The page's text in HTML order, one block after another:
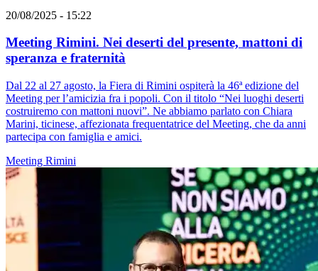
20/08/2025 - 15:22
Meeting Rimini. Nei deserti del presente, mattoni di
speranza e fraternità
Dal 22 al 27 agosto, la Fiera di Rimini ospiterà la 46ª edizione del
Meeting per l’amicizia fra i popoli. Con il titolo “Nei luoghi deserti
costruiremo con mattoni nuovi”. Ne abbiamo parlato con Chiara
Marini, ticinese, affezionata frequentatrice del Meeting, che da anni
partecipa con famiglia e amici.
Meeting Rimini